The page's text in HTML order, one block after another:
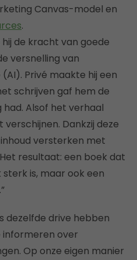
Canvas-model en
.
de kracht van goede
versnelling van
Privé maakte hij een
schrijven gaf hem de
had. Alsof het verhaal
Dankzij deze
versterken met
resultaat: een boek dat
is, maar ook een
dezelfde drive hebben
informeren over
Op onze eigen manier